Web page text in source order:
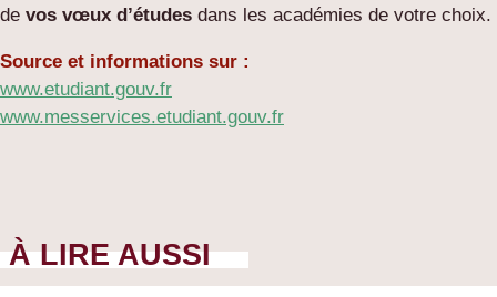
de vos vœux d’études dans les académies de votre choix.
Source et informations sur :
www.etudiant.gouv.fr
www.messervices.etudiant.gouv.fr
À LIRE AUSSI